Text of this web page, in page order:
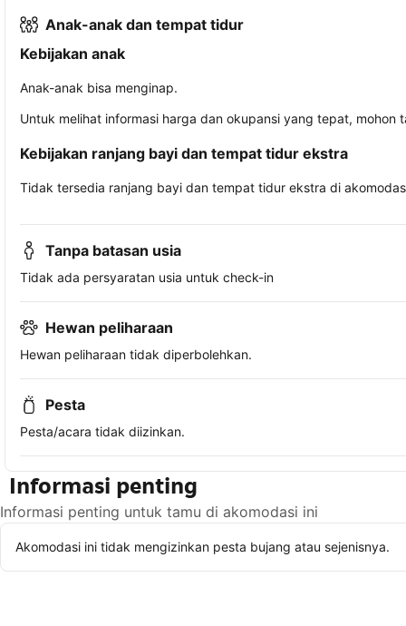
Anak-anak dan tempat tidur
Kebijakan anak
Anak-anak bisa menginap.
Untuk melihat informasi harga dan okupansi yang tepat,
Kebijakan ranjang bayi dan tempat tidur ekstra
Tidak tersedia ranjang bayi dan tempat tidur ekstra di
Tanpa batasan usia
Tidak ada persyaratan usia untuk check-in
Hewan peliharaan
Hewan peliharaan tidak diperbolehkan.
Pesta
Pesta/acara tidak diizinkan.
Informasi penting
Informasi penting untuk tamu di akomodasi ini
Akomodasi ini tidak mengizinkan pesta bujang atau sejenisnya.